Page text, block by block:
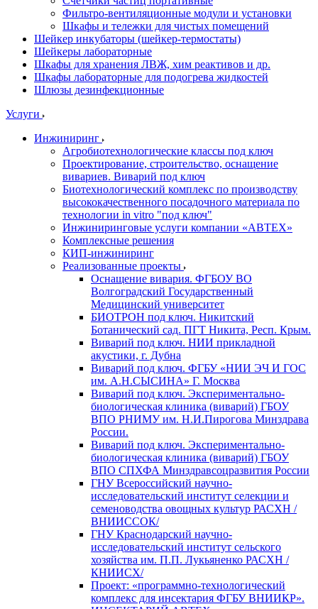
Фильтро-вентиляционные модули и установки
Шкафы и тележки для чистых помещений
Шейкер инкубаторы (шейкер-термостаты)
Шейкеры лабораторные
Шкафы для хранения ЛВЖ, хим реактивов и др.
Шкафы лабораторные для подогрева жидкостей
Шлюзы дезинфекционные
Услуги
Инжиниринг
Агробиотехнологические классы под ключ
Проектирование, строительство, оснащение
вивариев. Виварий под ключ
Биотехнологический комплекс по производству
высококачественного посадочного материала по
технологии in vitro "под ключ"
Инжиниринговые услуги компании «АВТЕХ»
Комплексные решения
КИП-инжиниринг
Реализованные проекты
Оснащение вивария. ФГБОУ ВО
Волгоградский Государственный
Медицинский университет
БИОТРОН под ключ. Никитский
Ботанический сад. ПГТ Никита, Респ. Крым.
Виварий под ключ. НИИ прикладной
акустики, г. Дубна
Виварий под ключ. ФГБУ «НИИ ЭЧ И ГОС
им. А.Н.СЫСИНА» Г. Москва
Виварий под ключ. Экспериментально-
биологическая клиника (виварий) ГБОУ
ВПО РНИМУ им. Н.И.Пирогова Минздрава
России.
Виварий под ключ. Экспериментально-
биологическая клиника (виварий) ГБОУ
ВПО СПХФА Минздравсоцразвития России
ГНУ Всероссийский научно-
исследовательский институт селекции и
семеноводства овощных культур РАСХН /
ВНИИССОК/
ГНУ Краснодарский научно-
исследовательский институт сельского
хозяйства им. П.П. Лукьяненко РАСХН /
КНИИСХ/
Проект: «программно-технологический
комплекс для инсектария ФГБУ ВНИИКР».